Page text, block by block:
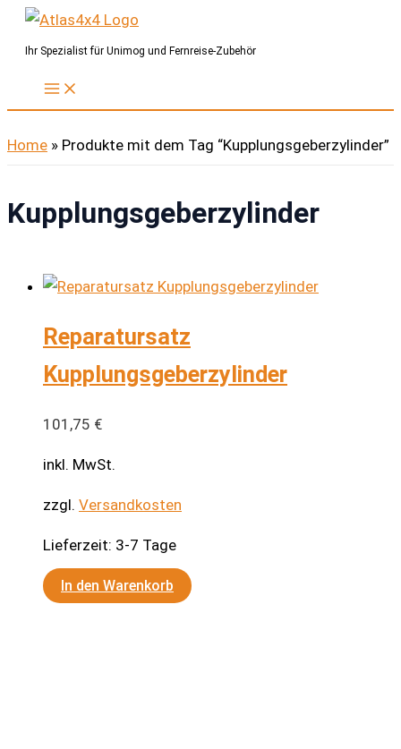
Zum
InhaltIhr Spezialist für Unimog und Fernreise-Zubehör
Home » Produkte mit dem Tag “Kupplungsgeberzylinder”
Kupplungsgeberzylinder
Reparatursatz
Kupplungsgeberzylinder
101,75 €
inkl. MwSt.
zzgl. Versandkosten
Lieferzeit: 3-7 Tage
In den Warenkorb